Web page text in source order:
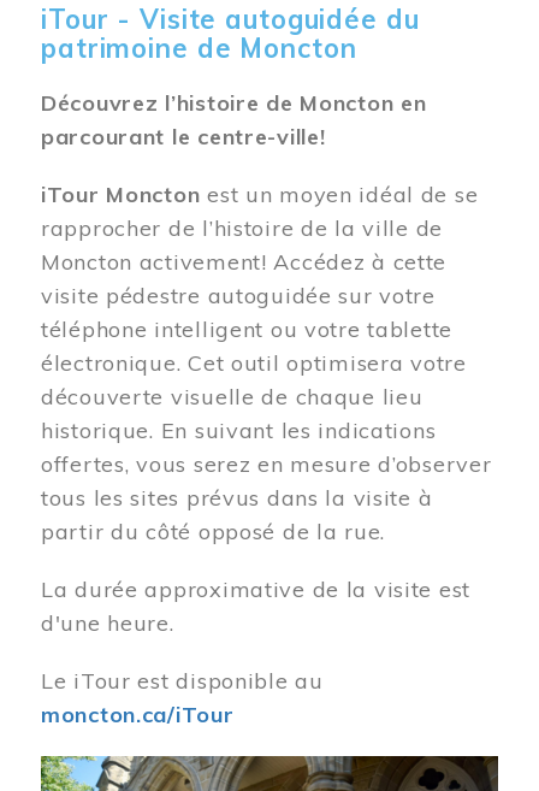
iTour - Visite autoguidée du
patrimoine de Moncton
Découvrez l’histoire de Moncton en
parcourant le centre-ville!
iTour Moncton est un moyen idéal de se
rapprocher de l’histoire de la ville de
Moncton activement! Accédez à cette
visite pédestre autoguidée sur votre
téléphone intelligent ou votre tablette
électronique. Cet outil optimisera votre
découverte visuelle de chaque lieu
historique. En suivant les indications
offertes, vous serez en mesure d’observer
tous les sites prévus dans la visite à
partir du côté opposé de la rue.
La durée approximative de la visite est
d'une heure.
Le iTour est disponible au
moncton.ca/iTour